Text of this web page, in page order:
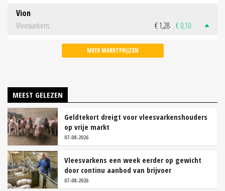
Vion
Vleesvarkens
€ 1,28 € 0,10
MEER MARKTPRIJZEN
MEEST GELEZEN
Geldtekort dreigt voor vleesvarkenshouders
op vrije markt
07-08-2026
Vleesvarkens een week eerder op gewicht
door continu aanbod van brijvoer
07-08-2026